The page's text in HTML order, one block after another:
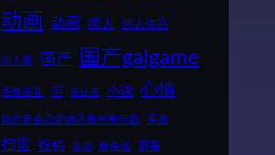
动画 动画 同人 同人作品
同人展 国产 国产galgame
圣地巡礼 宅 安达充 小说 心情
我的青春恋爱物语果然有问题 手游
扫雷 投稿 推理 新海诚 新番